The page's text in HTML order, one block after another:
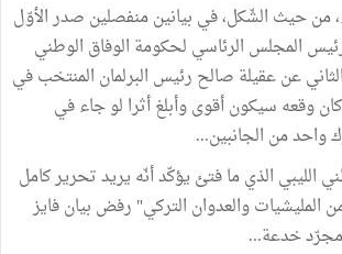
من حيث الشّكل، في بيانين منفصلين صدر الأوّل
المجلس الرئاسي لحكومة الوفاق الوطني
عن عقيلة صالح رئيس البرلمان المنتخب في
وقعه سيكون أقوى وأبلغ أثرا لو جاء في
واحد من الجانبين...
الليبي الذي ما فتئ يؤكّد أنّه يريد تحرير كامل
المليشيات والعدوان التركي" رفض بيان فايز
مجرّد خدعة...